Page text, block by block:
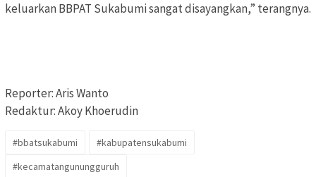
keluarkan BBPAT Sukabumi sangat disayangkan,” terangnya.
Reporter: Aris Wanto
Redaktur: Akoy Khoerudin
#bbatsukabumi
#kabupatensukabumi
#kecamatangunungguruh